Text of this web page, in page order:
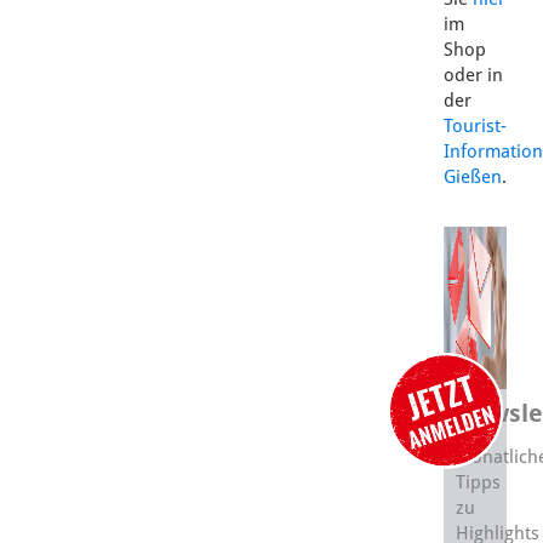
im
Shop
oder in
der
Tourist-
Information
Gießen.
Tipps
zu
Highlights